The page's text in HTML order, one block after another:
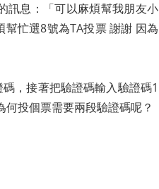
訊息：「可以麻煩幫我朋友小
忙選8號為TA投票 謝謝 因為
，接著把驗證碼輸入驗證碼1
投個票需要兩段驗證碼呢？